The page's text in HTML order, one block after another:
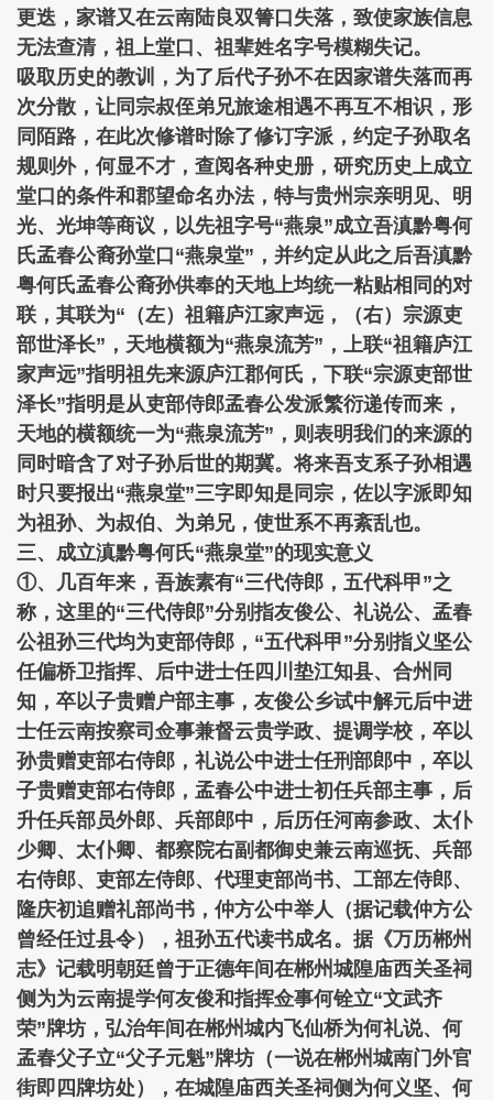
更迭，家谱又在云南陆良双箐口失落，致使家族信息
无法查清，祖上堂口、祖辈姓名字号模糊失记。
吸取历史的教训，为了后代子孙不在因家谱失落而再
次分散，让同宗叔侄弟兄旅途相遇不再互不相识，形
同陌路，在此次修谱时除了修订字派，约定子孙取名
规则外，何显不才，查阅各种史册，研究历史上成立
堂口的条件和郡望命名办法，特与贵州宗亲明见、明
光、光坤等商议，以先祖字号“燕泉”成立吾滇黔粤何
氏孟春公裔孙堂口“燕泉堂”，并约定从此之后吾滇黔
粤何氏孟春公裔孙供奉的天地上均统一粘贴相同的对
联，其联为“（左）祖籍庐江家声远，（右）宗源吏
部世泽长”，天地横额为“燕泉流芳”，上联“祖籍庐江
家声远”指明祖先来源庐江郡何氏，下联“宗源吏部世
泽长”指明是从吏部侍郎孟春公发派繁衍递传而来，
天地的横额统一为“燕泉流芳”，则表明我们的来源的
同时暗含了对子孙后世的期冀。将来吾支系子孙相遇
时只要报出“燕泉堂”三字即知是同宗，佐以字派即知
为祖孙、为叔伯、为弟兄，使世系不再紊乱也。
三、成立滇黔粤何氏“燕泉堂”的现实意义
①、几百年来，吾族素有“三代侍郎，五代科甲”之
称，这里的“三代侍郎”分别指友俊公、礼说公、孟春
公祖孙三代均为吏部侍郎，“五代科甲”分别指义坚公
任偏桥卫指挥、后中进士任四川垫江知县、合州同
知，卒以子贵赠户部主事，友俊公乡试中解元后中进
士任云南按察司佥事兼督云贵学政、提调学校，卒以
孙贵赠吏部右侍郎，礼说公中进士任刑部郎中，卒以
子贵赠吏部右侍郎，孟春公中进士初任兵部主事，后
升任兵部员外郎、兵部郎中，后历任河南参政、太仆
少卿、太仆卿、都察院右副都御史兼云南巡抚、兵部
右侍郎、吏部左侍郎、代理吏部尚书、工部左侍郎、
隆庆初追赠礼部尚书，仲方公中举人（据记载仲方公
曾经任过县令），祖孙五代读书成名。据《万历郴州
志》记载明朝廷曾于正德年间在郴州城隍庙西关圣祠
侧为为云南提学何友俊和指挥佥事何铨立“文武齐
荣”牌坊，弘治年间在郴州城内飞仙桥为何礼说、何
孟春父子立“父子元魁”牌坊（一说在郴州城南门外官
街即四牌坊处），在城隍庙西关圣祠侧为何义坚、何